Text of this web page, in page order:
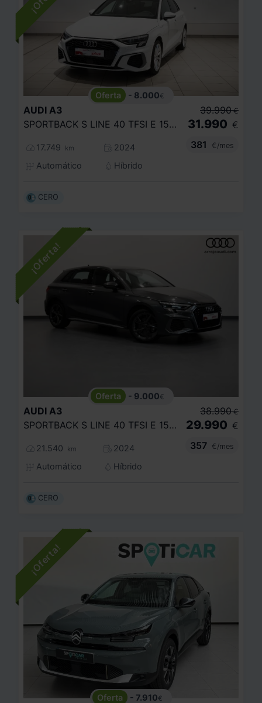
- 8.000€
AUDI A3
SPORTBACK S LINE 40 TFSI E 150KW S TRON
17.749 km
2024
Automático
Híbrido
39.990 €
31.990 €
381
€/mes
CERO
- 9.000€
AUDI A3
SPORTBACK S LINE 40 TFSI E 150KW S TRON
21.540 km
2024
Automático
Híbrido
38.990 €
29.990 €
357
€/mes
CERO
- 7.910€